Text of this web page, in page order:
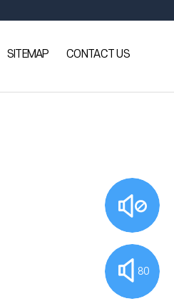
SITEMAP CONTACT US
80